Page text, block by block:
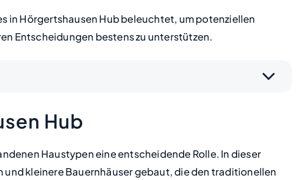
in Hörgertshausen Hub beleuchtet, um potenziellen
Entscheidungen bestens zu unterstützen.
Hub
Haustypen eine entscheidende Rolle. In dieser
kleinere Bauernhäuser gebaut, die den traditionellen